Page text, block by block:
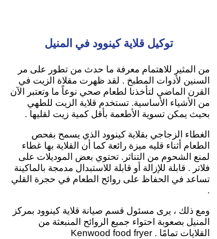
توكيل قلاية كينوود في المنيل
من المثير للاهتمام معرفة ما حدث من تطور على مر
السنين لأدوات المطبخ . لقد ظهرت مقلاة الزيت في
القرن الماضي لتأخذنا لطعام صحي نوعاً ما وتعتبر الآن
من الأشياء الأساسية. تستخدم قلاية الزيت للطهي
بحيث يمكن تسوية الأطعمة بأقل كمية زيت لقليها .
الغطاء الزجاجي بقلاية كينوود الذي يسمح بفحص
الطعام أثناء قليه ميزة رائعة كما أن القلاية بها غطاء
لمنع الشحوم من التناثر. تحتوي بعض الموديلات على
فلاتر . قابلة للإزالة أو قابلة للاستبدال مدمجة بالماكينة
تساعد في الحفاظ على روائح الطعام في حجرة القلي
.
ومع ذلك ، يرى مسئول قسم صيانة قلاية كينوود بمركز
المنيل بصعوبة احتواء جميع الروائح المنبعثة من
القلايات تمامًا . Kenwood food fryer